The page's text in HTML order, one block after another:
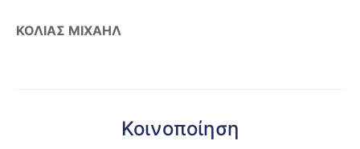
ΚΟΛΙΑΣ ΜΙΧΑΗΛ
Κοινοποίηση